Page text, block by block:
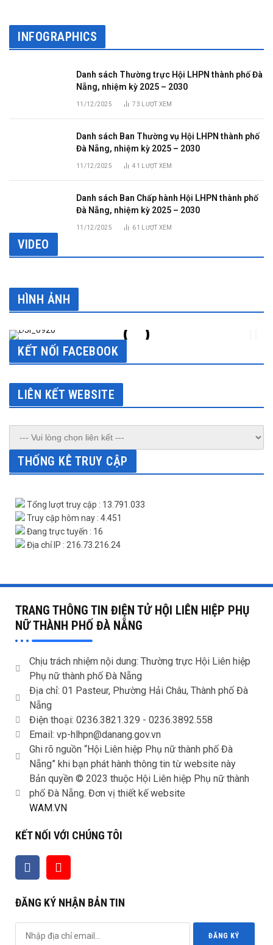
INFOGRAPHICS
Danh sách Thường trực Hội LHPN thành phố Đà
Nẵng, nhiệm kỳ 2025 – 2030
11/12/2025 73 LƯỢT XEM
Danh sách Ban Thường vụ Hội LHPN thành phố
Đà Nẵng, nhiệm kỳ 2025 – 2030
11/12/2025 41 LƯỢT XEM
Danh sách Ban Chấp hành Hội LHPN thành phố
Đà Nẵng, nhiệm kỳ 2025 – 2030
11/12/2025 61 LƯỢT XEM
VIDEO
HÌNH ẢNH
KẾT NỐI FACEBOOK
LIÊN KẾT WEBSITE
THỐNG KÊ TRUY CẬP
Tổng lượt truy cập : 13.791.033
Truy cập hôm nay : 4.451
Đang trực tuyến : 16
Địa chỉ IP : 216.73.216.24
TRANG THÔNG TIN ĐIỆN TỬ HỘI LIÊN HIỆP PHỤ
NỮ THÀNH PHỐ ĐÀ NẴNG
Chịu trách nhiệm nội dung: Thường trực Hội Liên hiệp
Phụ nữ thành phố Đà Nẵng
Địa chỉ: 01 Pasteur, Phường Hải Châu, Thành phố Đà
Nẵng
Điện thoại: 0236.3821.329 - 0236.3892.558
Email: vp-hlhpn@danang.gov.vn
Ghi rõ nguồn “Hội Liên hiệp Phụ nữ thành phố Đà
Nẵng” khi bạn phát hành thông tin từ website này
Bản quyền © 2023 thuộc Hội Liên hiệp Phụ nữ thành
phố Đà Nẵng. Đơn vị thiết kế website
WAM.VN
KẾT NỐI VỚI CHÚNG TÔI
ĐĂNG KÝ NHẬN BẢN TIN